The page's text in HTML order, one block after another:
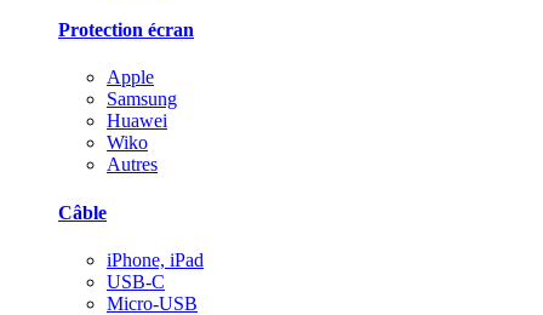
Protection écran
Apple
Samsung
Huawei
Wiko
Autres
Câble
iPhone, iPad
USB-C
Micro-USB